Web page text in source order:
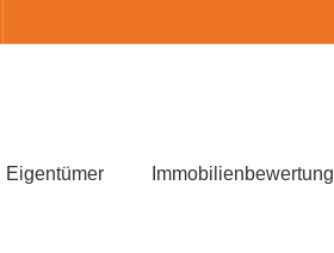
Eigentümer Immobilienbewertung